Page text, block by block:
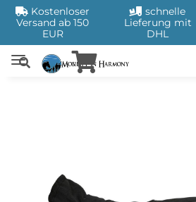
Kostenloser
Versand ab 150
EUR
schnelle
Lieferung mit
DHL